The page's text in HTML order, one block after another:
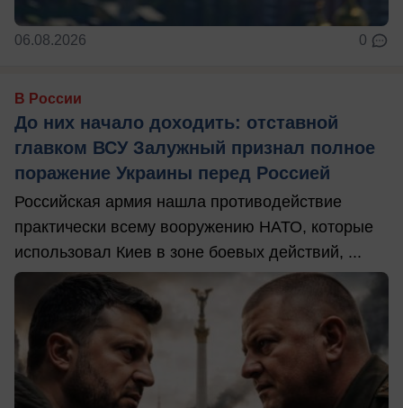
06.08.2026 0
В России
До них начало доходить: отставной
главком ВСУ Залужный признал полное
поражение Украины перед Россией
Российская армия нашла противодействие
практически всему вооружению НАТО, которые
использовал Киев в зоне боевых действий, ...